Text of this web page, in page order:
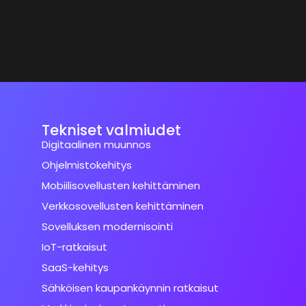
Tekniset valmiudet
Digitaalinen muunnos
Ohjelmistokehitys
Mobiilisovellusten kehittäminen
Verkkosovellusten kehittäminen
Sovelluksen modernisointi
IoT-ratkaisut
SaaS-kehitys
Sähköisen kaupankäynnin ratkaisut